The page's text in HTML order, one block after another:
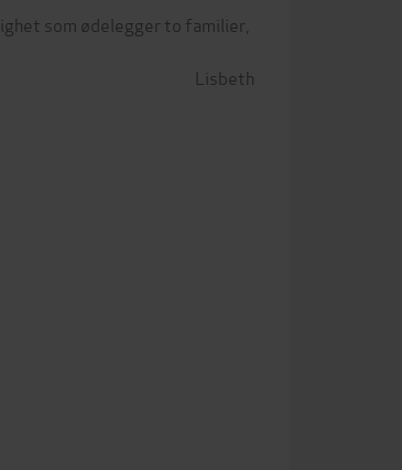
som ødelegger to familier,
Lisbeth